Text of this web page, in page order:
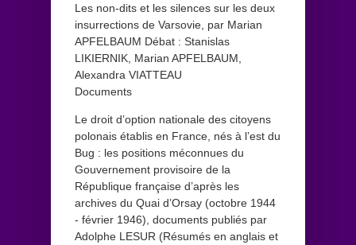
Les non-dits et les silences sur les deux
insurrections de Varsovie, par Marian
APFELBAUM Débat : Stanislas
LIKIERNIK, Marian APFELBAUM,
Alexandra VIATTEAU
Documents
Le droit d’option nationale des citoyens
polonais établis en France, nés à l’est du
Bug : les positions méconnues du
Gouvernement provisoire de la
République française d’après les
archives du Quai d’Orsay (octobre 1944
- février 1946), documents publiés par
Adolphe LESUR (Résumés en anglais et